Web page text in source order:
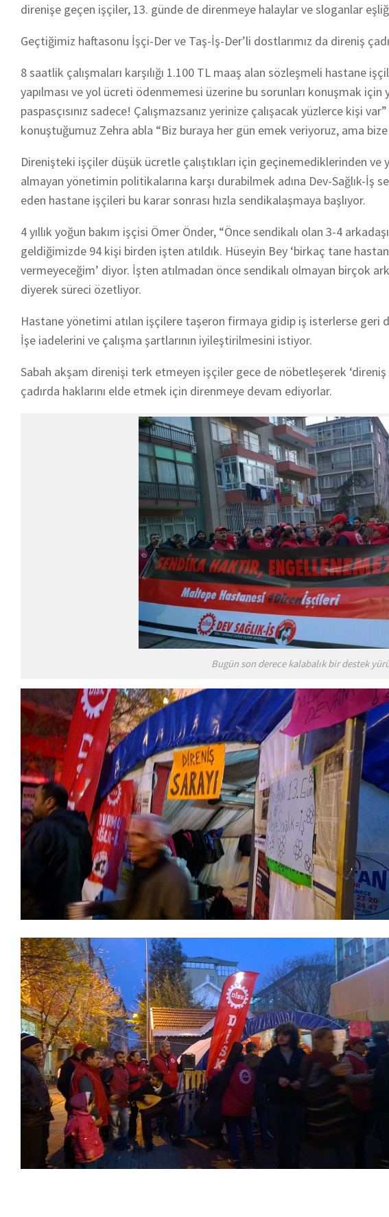
direnişe geçen işçiler, 13. günde de direnmeye halaylar ve sloganlar
Geçtiğimiz haftasonu İşçi-Der ve Taş-İş-Der’li dostlarımız da direniş
8 saatlik çalışmaları karşılığı 1.100 TL maaş alan sözleşmeli hastane
yapılması ve yol ücreti ödenmemesi üzerine bu sorunları konuşmak
paspasçısınız sadece! Çalışmazsanız yerinize çalışacak yüzlerce kişi
konuştuğumuz Zehra abla “Biz buraya her gün emek veriyoruz, ama
Direnişteki işçiler düşük ücretle çalıştıkları için geçinemediklerinden
almayan yönetimin politikalarına karşı durabilmek adına Dev-Sağlık-İş
eden hastane işçileri bu karar sonrası hızla sendikalaşmaya başlıyor.
4 yıllık yoğun bakım işçisi Ömer Önder, “Önce sendikalı olan 3-4
geldiğimizde 94 kişi birden işten atıldık. Hüseyin Bey ‘birkaç tane
vermeyeceğim’ diyor. İşten atılmadan önce sendikalı olmayan birçok
diyerek süreci özetliyor.
Hastane yönetimi atılan işçilere taşeron firmaya gidip iş isterlerse geri
İşe iadelerini ve çalışma şartlarının iyileştirilmesini istiyor.
Sabah akşam direnişi terk etmeyen işçiler gece de nöbetleşerek ‘direniş
çadırda haklarını elde etmek için direnmeye devam ediyorlar.
Bugün son derece kalabalık bir destek